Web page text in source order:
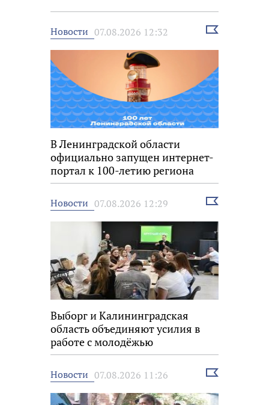
Новости 07.08.2026 12:32
Выбрать
В Ленинградской области
официально запущен интернет-
портал к 100-летию региона
Новости 07.08.2026 12:29
Выбрать
Выборг и Калининградская
область объединяют усилия в
работе с молодёжью
Новости 07.08.2026 11:26
Выбрать